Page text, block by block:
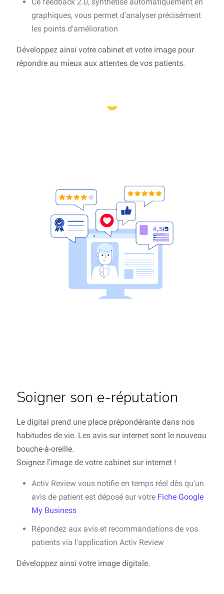
graphiques, vous permet d'analyser précisément
les points d'amélioration
Développez ainsi votre cabinet et votre image pour
répondre au mieux aux attentes de vos patients.
Soigner son e-réputation
Le digital prend une place prépondérante dans nos
habitudes de vie. Les avis sur internet sont le nouveau
bouche-à-oreille.
Soignez l'image de votre cabinet sur internet !
Activ Review vous notifie en temps réel dès qu'un
avis de patient est déposé sur votre Fiche Google
My Business
Répondez aux avis et recommandations de vos
patients via l'application Activ Review
Développez ainsi votre image digitale.